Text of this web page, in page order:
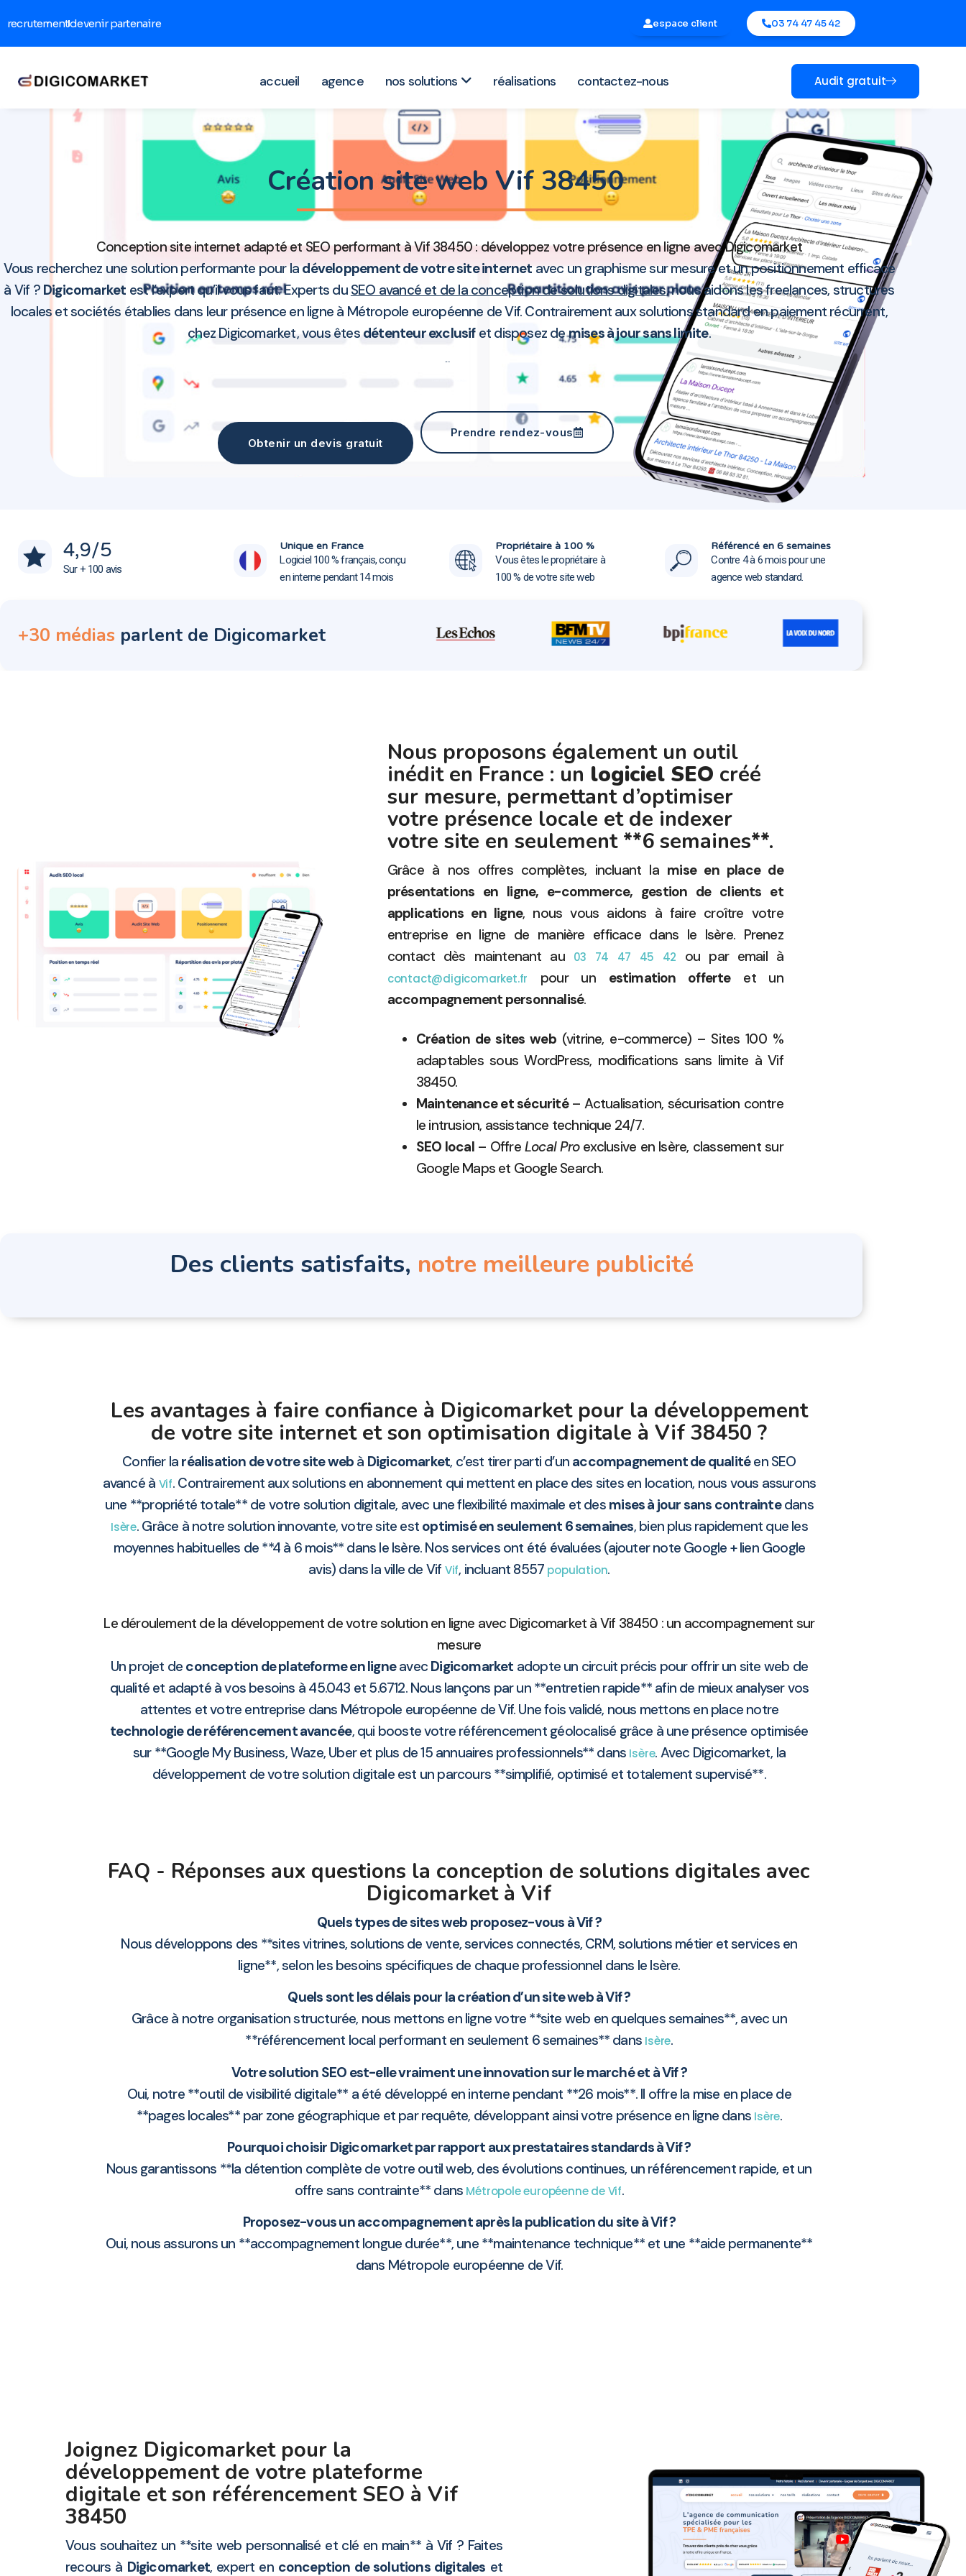
recrutementdevenir partenaire espace client 03 74 47 45 42
accueil agence nos solutions réalisations contactez-nous Audit gratuit
Création site web Vif 38450
Conception site internet adapté et SEO performant à Vif 38450 : développez votre présence en ligne avec Digicomarket
Vous recherchez une solution performante pour la développement de votre site internet avec un graphisme sur mesure et un positionnement efficace
à Vif ? Digicomarket est l’expert qu’il vous faut. Experts du SEO avancé et de la conception de solutions digitales, nous aidons les freelances, structures
locales et sociétés établies dans leur présence en ligne à Métropole européenne de Vif. Contrairement aux solutions standard en paiement récurrent,
chez Digicomarket, vous êtes détenteur exclusifet disposez demises à jour sans limite.
Obtenir un devis gratuit
Prendre rendez-vous
4,9/5
Sur + 100 avis
Unique en France
Logiciel 100 % français, conçu
en interne pendant 14 mois
Propriétaire à 100 %
Vous êtes le propriétaire à
100 % de votre site web
Référencé en 6 semaines
Contre 4 à 6 mois pour une
agence web standard.
+30 médias parlent de Digicomarket
Nous proposons également un outil
inédit en France : un logiciel SEO créé
sur mesure, permettant d’optimiser
votre présence locale et de indexer
votre site en seulement **6 semaines**.
Grâce à nos offres complètes, incluant la mise en place de
présentations en ligne, e-commerce, gestion de clients et
applications en ligne, nous vous aidons à faire croître votre
entreprise en ligne de manière efficace dans le Isère. Prenez
contact dès maintenant au
03 74 47 45 42 ou par email à
contact@digicomarket.fr pour un estimation offerteet un
accompagnement personnalisé.
Création de sites web(vitrine, e-commerce) – Sites 100 %
adaptables sous WordPress, modifications sans limite à Vif
38450.
Maintenance et sécurité– Actualisation, sécurisation contre
le intrusion, assistance technique 24/7.
SEO local– OffreLocal Proexclusive en Isère, classement sur
Google Maps et Google Search.
Des clients satisfaits, notre meilleure publicité
Les avantages à faire confiance à Digicomarket pour la développement
de votre site internet et son optimisation digitale à Vif 38450 ?
Confier la réalisation de votre site web à Digicomarket, c’est tirer parti d’un accompagnement de qualitéen SEO
avancé à Vif. Contrairement aux solutions en abonnement qui mettent en place des sites en location, nous vous assurons
une **propriété totale** de votre solution digitale, avec une flexibilité maximale et des mises à jour sans contraintedans
Isère. Grâce à notre solution innovante, votre site est optimisé en seulement 6 semaines, bien plus rapidement que les
moyennes habituelles de **4 à 6 mois** dans le Isère. Nos services ont été évaluées (ajouter note Google + lien Google
avis) dans la ville de Vif Vif, incluant 8557 population.
Le déroulement de la développement de votre solution en ligne avec Digicomarket à Vif 38450 : un accompagnement sur
mesure
Un projet de conception de plateforme en ligneavec Digicomarket adopte un circuit précis pour offrir un site web de
qualité et adapté à vos besoins à 45.043 et 5.6712. Nous lançons par un **entretien rapide** afin de mieux analyser vos
attentes et votre entreprise dans Métropole européenne de Vif. Une fois validé, nous mettons en place notre
technologie de référencement avancée, qui booste votre référencement géolocalisé grâce à une présence optimisée
sur **Google My Business, Waze, Uber et plus de 15 annuaires professionnels** dans Isère. Avec Digicomarket, la
développement de votre solution digitale est un parcours **simplifié, optimisé et totalement supervisé**.
FAQ - Réponses aux questions la conception de solutions digitales avec
Digicomarket à Vif
Quels types de sites web proposez-vous à Vif ?
Nous développons des **sites vitrines, solutions de vente, services connectés, CRM, solutions métier et services en
ligne**, selon les besoins spécifiques de chaque professionnel dans le Isère.
Quels sont les délais pour la création d’un site web à Vif ?
Grâce à notre organisation structurée, nous mettons en ligne votre **site web en quelques semaines**, avec un
**référencement local performant en seulement 6 semaines** dans Isère.
Votre solution SEO est-elle vraiment une innovation sur le marché et à Vif ?
Oui, notre **outil de visibilité digitale** a été développé en interne pendant **26 mois**. Il offre la mise en place de
**pages locales** par zone géographique et par requête, développant ainsi votre présence en ligne dans Isère.
Pourquoi choisir Digicomarket par rapport aux prestataires standards à Vif ?
Nous garantissons **la détention complète de votre outil web, des évolutions continues, un référencement rapide, et un
offre sans contrainte** dans Métropole européenne de Vif.
Proposez-vous un accompagnement après la publication du site à Vif ?
Oui, nous assurons un **accompagnement longue durée**, une **maintenance technique** et une **aide permanente**
dans Métropole européenne de Vif.
Joignez Digicomarket pour la
développement de votre plateforme
digitale et son référencement SEO à Vif
38450
Vous souhaitez un **site web personnalisé et clé en main** à Vif ? Faites
recours à Digicomarket, expert en conception de solutions digitales et